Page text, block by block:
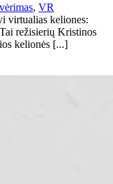
, VR
virtualias keliones:
režisierių Kristinos
kelionės [...]